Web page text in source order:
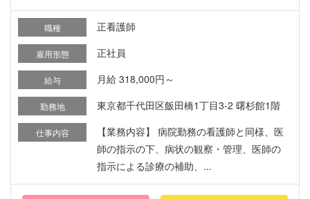
職種 正看護師
雇用形態 正社員
給与 月給 318,000円～
勤務地 東京都千代田区飯田橋1丁目3-2 曙杉館1階
仕事内容
【業務内容】 病院勤務の看護師と同様、医
師の指示の下、病状の観察・管理、医師の
指示による診療の補助、...